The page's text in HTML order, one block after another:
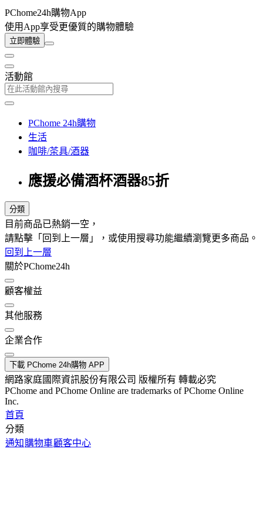
PChome24h購物App
使用App享受更優質的購物體驗
立即體驗
活動館
PChome 24h購物
生活
咖啡/茶具/酒器
應援必備酒杯酒器85折
分類
目前商品已熱銷一空，
請點擊「回到上一層」，或使用搜尋功能繼續瀏覽更多商品。
回到上一層
關於PChome24h
顧客權益
其他服務
企業合作
下載 PChome 24h購物 APP
網路家庭國際資訊股份有限公司 版權所有 轉載必究
PChome and PChome Online are trademarks of PChome Online
Inc.
首頁
分類
通知 購物車顧客中心